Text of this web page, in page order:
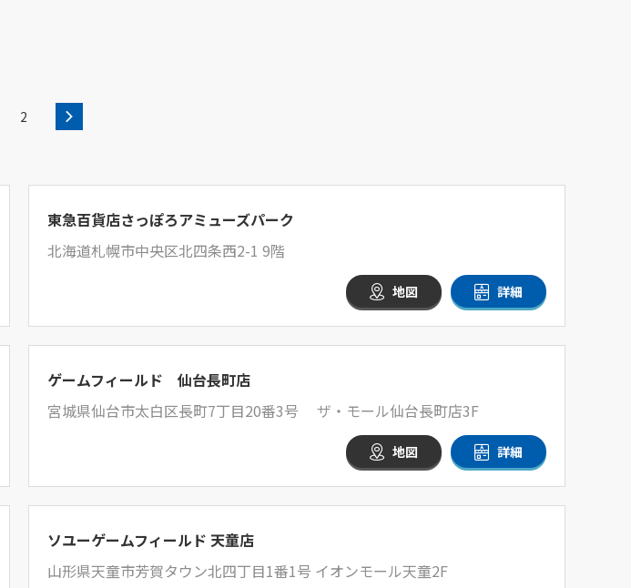
2
東急百貨店さっぽろアミューズパーク
北海道札幌市中央区北四条西2-1 9階
地図 詳細
ゲームフィールド 仙台長町店
宮城県仙台市太白区長町7丁目20番3号 ザ・モール仙台長町店3F
地図 詳細
ソユーゲームフィールド 天童店
山形県天童市芳賀タウン北四丁目1番1号 イオンモール天童2F